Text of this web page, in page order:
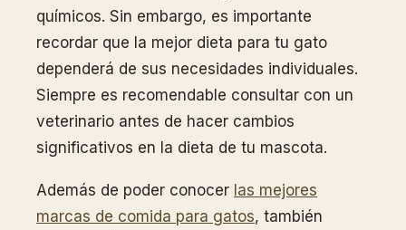
químicos. Sin embargo, es importante
recordar que la mejor dieta para tu gato
dependerá de sus necesidades individuales.
Siempre es recomendable consultar con un
veterinario antes de hacer cambios
significativos en la dieta de tu mascota.
Además de poder conocer las mejores
marcas de comida para gatos, también